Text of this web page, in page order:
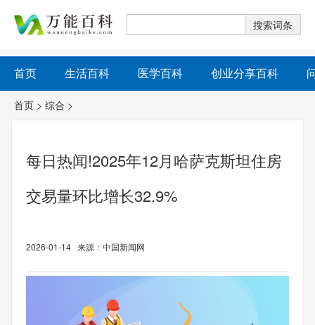
首页 生活百科 医学百科 创业分享百科
首页 > 综合 >
每日热闻!2025年12月哈萨克斯坦住房
交易量环比增长32.9%
2026-01-14 来源：中国新闻网